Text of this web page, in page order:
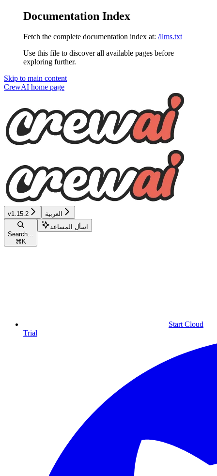
Documentation Index
Fetch the complete documentation index at: /llms.txt
Use this file to discover all available pages before
exploring further.
Skip to main content
CrewAI home page
v1.15.2 العربية
Search...
⌘ K
اسأل المساعد
Start Cloud
Trial